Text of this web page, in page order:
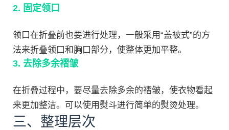
2. 固定领口
领口在折叠前也要进行处理，一般采用“盖被式”的方
法来折叠领口和胸口部分，使整体更加平整。
3. 去除多余褶皱
在折叠过程中，要尽量去除多余的褶皱，使衣物看起
来更加整洁。可以使用熨斗进行简单的熨烫处理。
三、整理层次